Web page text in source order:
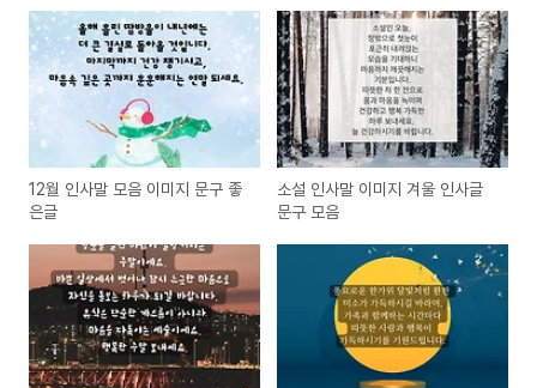
12월 인사말 모음 이미지 문구 좋
은글
소설 인사말 이미지 겨울 인사글
문구 모음